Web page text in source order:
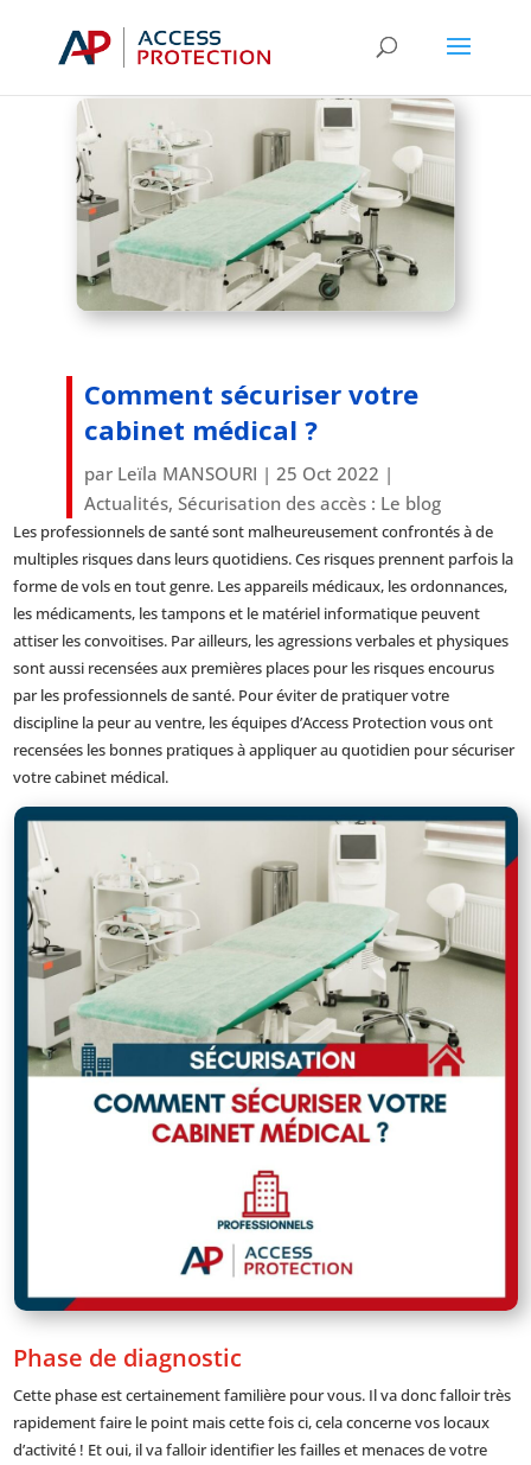
Catégories
Comment sécuriser votre
cabinet médical ?
par Leïla MANSOURI | 25 Oct 2022 |
Actualités, Sécurisation des accès : Le blog
Les professionnels de santé sont malheureusement confrontés à de
multiples risques dans leurs quotidiens. Ces risques prennent parfois la
forme de vols en tout genre. Les appareils médicaux, les ordonnances,
les médicaments, les tampons et le matériel informatique peuvent
attiser les convoitises. Par ailleurs, les agressions verbales et physiques
sont aussi recensées aux premières places pour les risques encourus
par les professionnels de santé. Pour éviter de pratiquer votre
discipline la peur au ventre, les équipes d’Access Protection vous ont
recensées les bonnes pratiques à appliquer au quotidien pour sécuriser
votre cabinet médical.
Phase de diagnostic
Cette phase est certainement familière pour vous. Il va donc falloir très
rapidement faire le point mais cette fois ci, cela concerne vos locaux
d’activité ! Et oui, il va falloir identifier les failles et menaces de votre